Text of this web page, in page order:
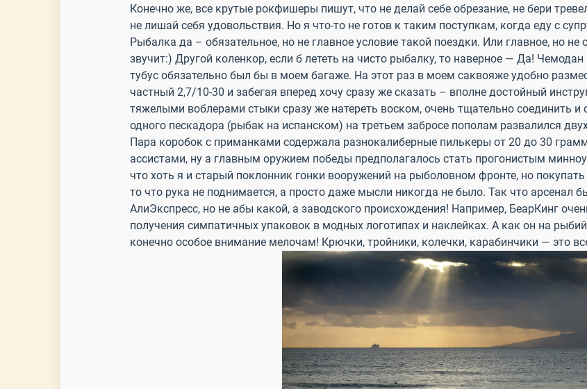
Конечно же, все крутые рокфишеры пишут, что не делай себе обрезание, не бери
не лишай себя удовольствия. Но я что-то не готов к таким поступкам, когда еду с
Рыбалка да – обязательное, но не главное условие такой поездки. Или главное, но не
звучит:) Другой коленкор, если б лететь на чисто рыбалку, то наверное — Да!
тубус обязательно был бы в моем багаже. На этот раз в моем саквояже удобно
частный 2,7/10-30 и забегая вперед хочу сразу же сказать – вполне достойный
тяжелыми воблерами стыки сразу же натереть воском, очень тщательно соединить и
одного пескадора (рыбак на испанском) на третьем забросе пополам развалился
Пара коробок с приманками содержала разнокалиберные пилькеры от 20 до 30
ассистами, ну а главным оружием победы предполагалось стать прогонистым
что хоть я и старый поклонник гонки вооружений на рыболовном фронте, но
то что рука не поднимается, а просто даже мысли никогда не было. Так что арсенал
АлиЭкспресс, но не абы какой, а заводского происхождения! Например, БеарКинг
получения симпатичных упаковок в модных логотипах и наклейках. А как он на
конечно особое внимание мелочам! Крючки, тройники, колечки, карабинчики — это